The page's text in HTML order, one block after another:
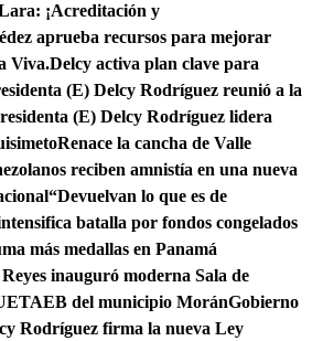
¡Acreditación y
aprueba recursos para mejorar
Viva.Delcy activa plan clave para
(E) Delcy Rodríguez reunió a la
(E) Delcy Rodríguez lidera
Renace la cancha de Valle
reciben amnistía en una nueva
“Devuelvan lo que es de
batalla por fondos congelados
más medallas en Panamá
inauguró moderna Sala de
del municipio MoránGobierno
Rodríguez firma la nueva Ley